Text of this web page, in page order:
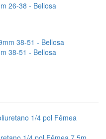
26-38 - Bellosa
38-51 - Bellosa